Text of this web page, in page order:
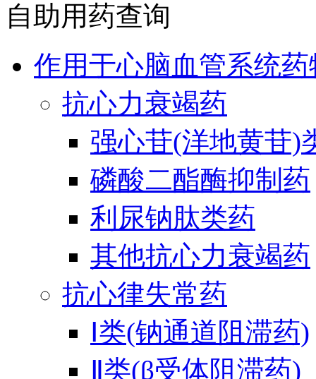
自助用药查询
作用于心脑血管系统药
抗心力衰竭药
强心苷(洋地黄苷)
磷酸二酯酶抑制药
利尿钠肽类药
其他抗心力衰竭药
抗心律失常药
Ⅰ类(钠通道阻滞药)
Ⅱ类(β受体阻滞药)